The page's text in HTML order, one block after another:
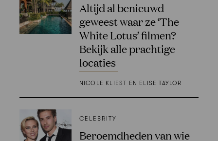
Altijd al benieuwd
geweest waar ze ‘The
White Lotus’ filmen?
Bekijk alle prachtige
locaties
NICOLE KLIEST EN ELISE TAYLOR
CELEBRITY
Beroemdheden van wie